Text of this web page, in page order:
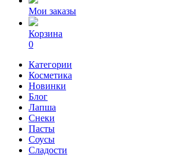
Мои заказы
Корзина
0
Категории
Косметика
Новинки
Блог
Лапша
Снеки
Пасты
Соусы
Сладости